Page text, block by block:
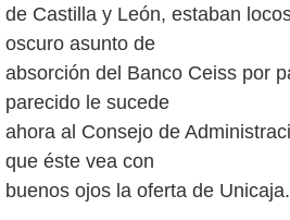
de Castilla y León, estaban
oscuro asunto de
absorción del Banco Ceiss por
parecido le sucede
ahora al Consejo de
que éste vea con